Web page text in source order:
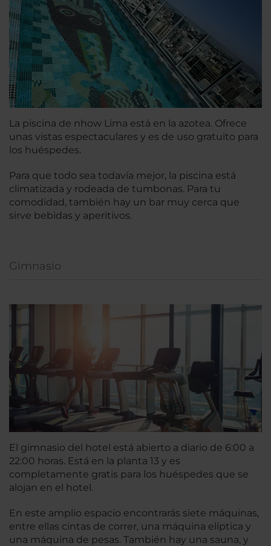
La piscina de nhow Lima está en la azotea. Ofrece
unas vistas espectaculares y es de uso gratuito para
los huéspedes.
Para que todo sea todavía mejor, la piscina está
climatizada y rodeada de tumbonas. Para tu
comodidad, también hay un bar muy cerca que
sirve bebidas y aperitivos.
Gimnasio
El gimnasio del hotel está abierto a diario de 6:00 a
22:00 horas. Está en la planta 13 y es
completamente gratis para los huéspedes que se
alojan en el hotel.
En este amplio espacio encontrarás siete máquinas,
entre ellas cintas de correr, una máquina elíptica y
una máquina de pesas. También hay una sauna, y